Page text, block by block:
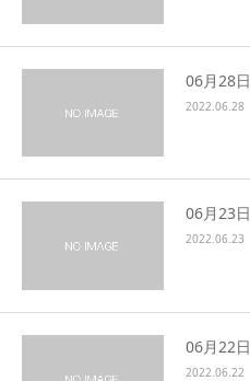
06月28日
2022.06.28
06月23日
2022.06.23
06月22日
2022.06.22